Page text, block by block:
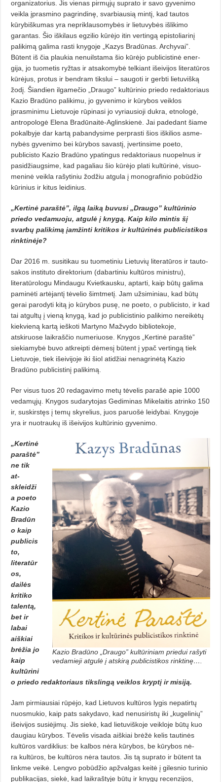
organizatorius. Jis vienas pirmųjų suprato ir savo gyvenimo
veikla įprasmino pagrindinę, svarbiausią mintį, kad tautos
kūrybiškumas yra nepriklausomybės ir lietuvybės išlikimo
garantas. Šio iškilaus egzilio kūrėjo itin vertingą epistoliarinį
palikimą galima rasti knygoje „Kazys Bradūnas. Archyvai”.
Būtent iš čia plaukia ne­nuilstama šio kūrėjo publicistinė ener­
gija, jo tuometis ryžtas ir atsakomybė telkiant išeivijos literatūros
kūrėjus, protus ir bendram tikslui – saugoti ir gerbti lietuvišką
žodį. Šiandien ilga­mečio „Draugo” kultūrinio priedo re­daktoriaus
Kazio Bradūno palikimu, jo gyvenimo ir kūrybos veiklos
įprasminimu Lietuvoje rūpinasi jo vyriausioji dukra, etnologė,
antropologė Ele­na Bradūnaitė-Aglinskienė. Jai pa­dedant šiame
pokalbyje dar kartą pa­bandysime perprasti šios iškilios as­me­
nybės gyvenimo bei kūrybos savas­tį, įvertinsime poeto,
publicisto Kazio Bradūno ypatingus redaktoriaus nuo­pelnus ir
pasidžiaugsime, kad pagaliau šio kūrėjo plati kultūrinė, visuo­
meninė veikla rašytiniu žodžiu atgula į monografinio pobūdžio
kūrinius ir kitus leidinius.
„Kertinė paraštė”, ilgą laiką bu­vusi „Draugo” kultūrinio
prie­do vedamuoju, atgulė į knygą. Kaip kilo mintis šį
svarbų paliki­mą įamžinti kritikos ir kultūrinės publicistikos
rinktinėje?
Dar 2016 m. susitikau su tuometiniu Lietuvių literatūros ir tauto­
sa­kos instituto direktorium (dabartiniu kultūros ministru),
literatūrologu Mindaugu Kvietkausku, aptarti, kaip būtų galima
paminėti artėjantį tėvelio šimtmetį. Jam užsiminiau, kad būtų
gerai parodyti kitą jo kūrybos pusę, ne poeto, o publicisto, ir kad
tai atgultų į vieną knygą, kad jo publicistinio palikimo nereikėtų
kiekvieną kartą ieškoti Martyno Mažvydo bibliotekoje,
atskiruose laikraščio nu­meriuose. Knygos „Kertinė paraštė”
siekiamybė buvo atkreipti dėmesį būtent į ypač vertingą tiek
Lietuvoje, tiek išeivijoje iki šiol atidžiai nenagrinėtą Kazio
Bradūno publicistinį palikimą.
Per visus tuos 20 redagavimo metų tėvelis parašė apie 1000
veda­mų­jų. Knygos sudarytojas Gediminas Mikelaitis atrinko 150
ir, suskirstęs į temų skyrelius, juos paruošė leidybai. Knygoje
yra ir nuotraukų iš išeivijos kultūrinio gyvenimo.
Kazio Bradūno „Draugo” kultūriniam priedui rašyti
vedamieji atgulė į atskirą publicistikos rinktinę….
„Kertinė
paraštė”
ne tik
at­
skleidži
a poeto
Kazio
Bradūn
o kaip
publicis
to,
literatūr
os,
dailės
kritiko
talentą,
bet ir
labai
aiškiai
brėžia jo
kaip
kultūrini
o priedo re­daktoriaus tikslingą veiklos kryp­tį ir misiją.
Jam pirmiausiai rūpėjo, kad Lie­tuvos kultūros lygis nepatirtų
nuosmukio, kaip pats sakydavo, kad nenu­siristų iki „kugelinių”
išeivijos susi­ėji­­mų. Jis siekė, kad lietuviškoje veikloje būtų kuo
daugiau kūrybos. Tėvelis visada aiškiai brėžė kelis tautinės
kultūros vardiklius: be kalbos nėra kūrybos, be kūrybos nė­
ra kultūros, be kultūros nėra tautos. Jis tą suprato ir būtent ta
linkme veikė. Lengvo pobūdžio apžvalgas keitė į gilesnio turinio
publikacijas, siekė, kad laikraštyje būtų ir knygų recenzijos,